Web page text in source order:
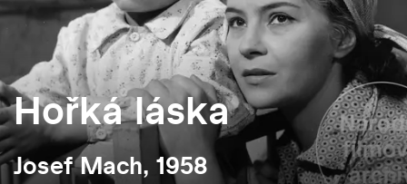
Hořká láska
Josef Mach, 1958